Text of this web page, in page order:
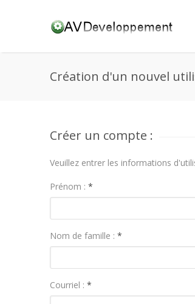
Création d'un nouvel
Créer un compte :
Veuillez entrer les informations
Prénom : *
Nom de famille : *
Courriel : *